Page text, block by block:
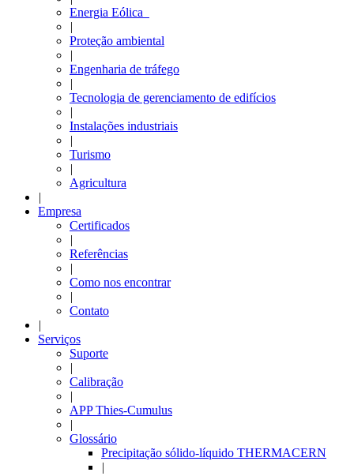
Energia Eólica
|
Proteção ambiental
|
Engenharia de tráfego
|
Tecnologia de gerenciamento de edifícios
|
Instalações industriais
|
Turismo
|
Agricultura
|
Empresa
Certificados
|
Referências
|
Como nos encontrar
|
Contato
|
Serviços
Suporte
|
Calibração
|
APP Thies-Cumulus
|
Glossário
Precipitação sólido-líquido THERMACERN
|